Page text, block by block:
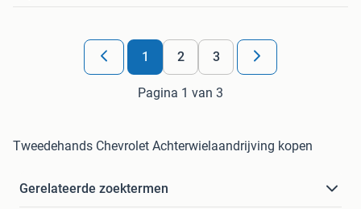
1 2 3
Pagina 1 van 3
Tweedehands Chevrolet Achterwielaandrijving kopen
Gerelateerde zoektermen